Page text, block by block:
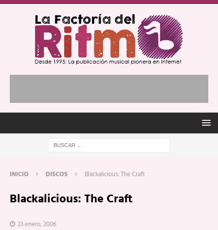
INICIO DISCOS Blackalicious: The Craft
Blackalicious: The Craft
23 enero, 2006